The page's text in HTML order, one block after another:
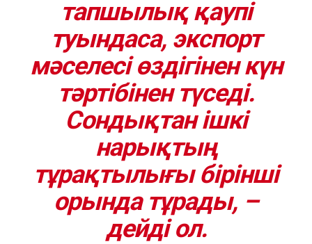
тапшылық қаупі
туындаса, экспорт
мәселесі өздігінен күн
тәртібінен түседі.
Сондықтан ішкі
нарықтың
тұрақтылығы бірінші
орында тұрады, –
дейді ол.